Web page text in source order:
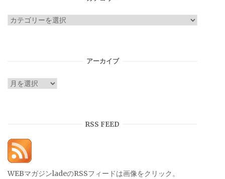
カ
アーカイブ
ア
RSS FEED
WEBマガジンladeのRSSフィードは画像をクリック。